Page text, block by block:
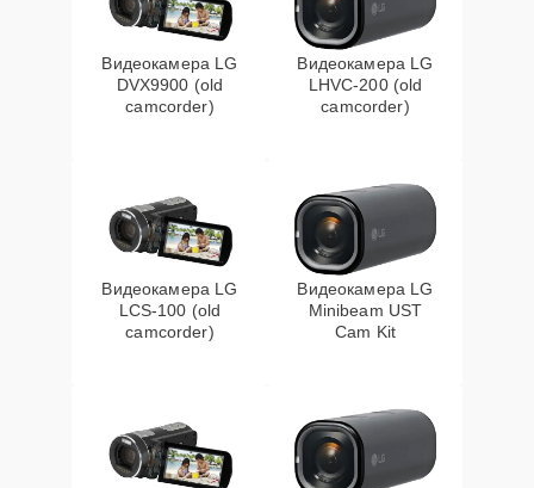
Видеокамера LG
DVX9900 (old
camcorder)
Видеокамера LG
LHVC-200 (old
camcorder)
Видеокамера LG
LCS-100 (old
camcorder)
Видеокамера LG
Minibeam UST
Cam Kit